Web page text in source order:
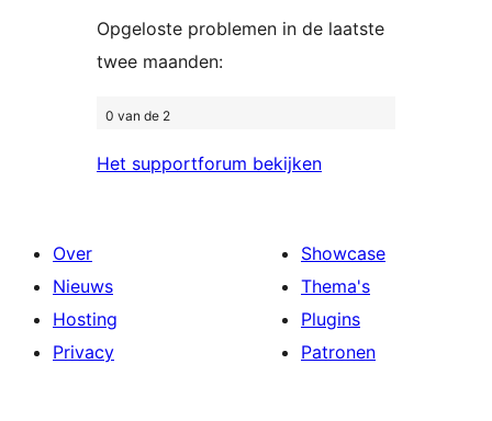
Opgeloste problemen in de laatste
twee maanden:
0 van de 2
Het supportforum bekijken
Over
Nieuws
Hosting
Privacy
Showcase
Thema's
Plugins
Patronen